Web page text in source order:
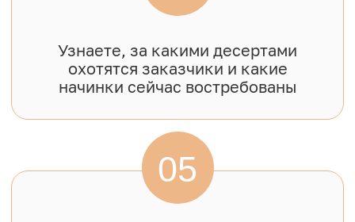
дом для своей семьи
Является преподавателем
в топовой кондитерской школе